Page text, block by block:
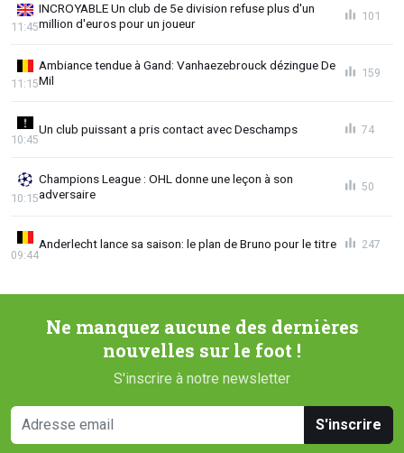
INCROYABLE Un club de 5e division refuse plus d'un
million d'euros pour un joueur
11:45
101
Ambiance tendue à Gand: Vanhaezebrouck dézingue De
Mil
11:15
159
Un club puissant a pris contact avec Deschamps
10:45
74
Champions League : OHL donne une leçon à son
adversaire
10:15
50
Anderlecht lance sa saison: le plan de Bruno pour le titre
09:44
247
Ne manquez aucune des dernières
nouvelles sur le foot !
S'inscrire à notre newsletter
S'inscrire